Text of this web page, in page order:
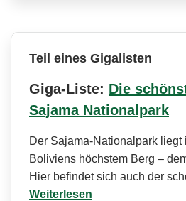
Teil eines Gigalisten
Giga-Liste: Die
Sajama Nationalpark
Der Sajama-Nationalpark liegt
Boliviens höchstem Berg –
Hier befindet sich auch der
Weiterlesen